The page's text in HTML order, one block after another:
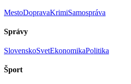
MestoDopravaKrimiSamospráva
Správy
SlovenskoSvetEkonomikaPolitika
Šport